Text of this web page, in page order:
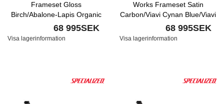
Frameset Gloss
Birch/Abalone-Lapis Organic
Color Run/Dune Nyhet
68 995SEK
Visa lagerinformation
Works Frameset Satin
Carbon/Viavi Cynan Blue/Viavi
Silver-Blue Pearl Edge
Fade/Gloss Metallic White
68 995SEK
Visa lagerinformation